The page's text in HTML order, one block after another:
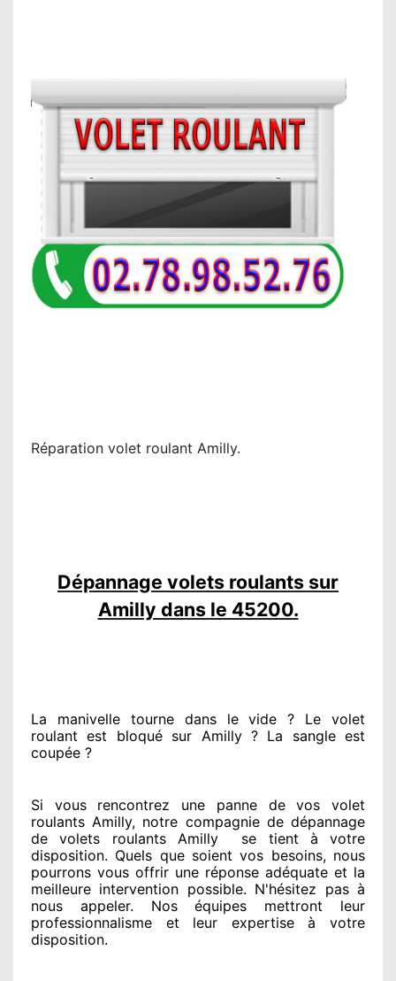
Réparation volet roulant Amilly.
Dépannage volets roulants sur
Amilly dans le 45200.
La manivelle tourne dans le vide ? Le volet
roulant est bloquésur Amilly ? La sangle est
coupée ?
Si vous rencontrez une panne de vos volet
roulants Amilly, notre compagniede dépannage
de volets roulants Amilly
se tient à votre
disposition. Quels que soient vos besoins, nous
pourrons vous offrir une réponse adéquate et la
meilleure intervention possible. N'hésitez pas à
nous appeler. Nos équipes mettront leur
professionnalisme et leur expertise à votre
disposition.